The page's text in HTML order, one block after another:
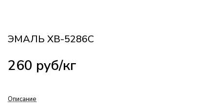
ЭМАЛЬ ХВ-5286С
260 руб/кг
Описание